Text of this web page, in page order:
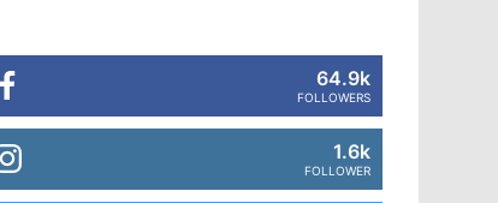
64.9k
FOLLOWERS
1.6k
FOLLOWER